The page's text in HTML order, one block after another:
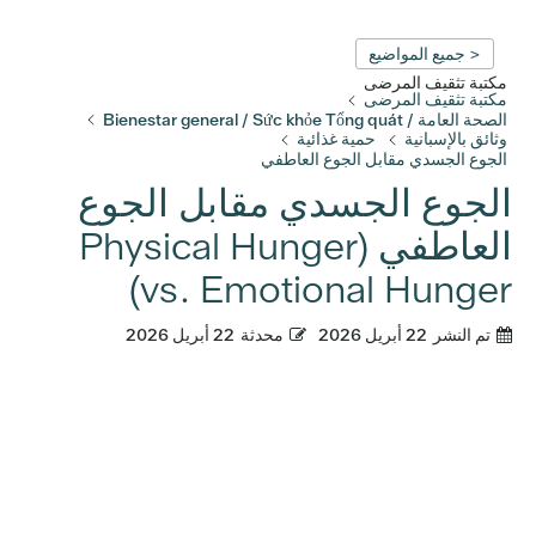
< جميع المواضيع
مكتبة تثقيف المرضى
مكتبة تثقيف المرضى
الصحة العامة / Bienestar general / Sức khỏe Tổng quát
وثائق بالإسبانية
حمية غذائية
الجوع الجسدي مقابل الجوع العاطفي
الجوع الجسدي مقابل الجوع
العاطفي (Physical Hunger
vs. Emotional Hunger)
تم النشر 22 أبريل 2026 محدثة 22 أبريل 2026